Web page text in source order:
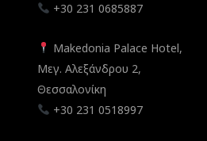
+30 231 0685887
Makedonia Palace Hotel,
Μεγ. Αλεξάνδρου 2,
Θεσσαλονίκη
+30 231 0518997